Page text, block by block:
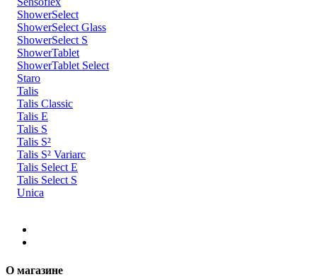
ShowerSelect
ShowerSelect Glass
ShowerSelect S
ShowerTablet
ShowerTablet Select
Staro
Talis
Talis Classic
Talis E
Talis S
Talis S²
Talis S² Variarc
Talis Select E
Talis Select S
Unica
О магазине